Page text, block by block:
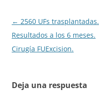
Navegación
de
entradas
← 2560 UFs trasplantadas.
Resultados a los 6 meses.
Cirugía FUExcision.
Deja una respuesta